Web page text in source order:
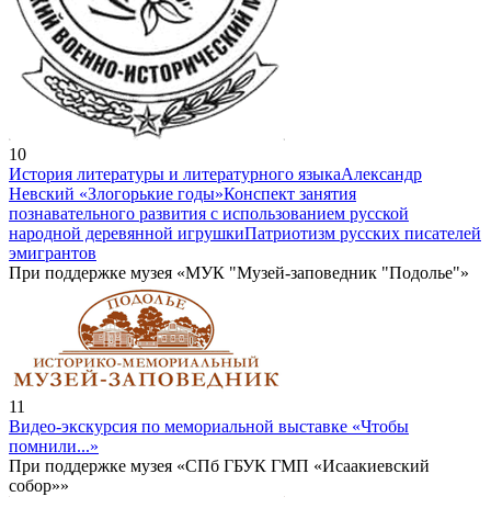
10
История литературы и литературного языкаАлександр
Невский «Злогорькие годы»Конспект занятия
познавательного развития с использованием русской
народной деревянной игрушкиПатриотизм русских писателей
эмигрантов
При поддержке музея «МУК "Музей-заповедник "Подолье"»
11
Видео-экскурсия по мемориальной выставке «Чтобы
помнили...»
При поддержке музея «СПб ГБУК ГМП «Исаакиевский
собор»»